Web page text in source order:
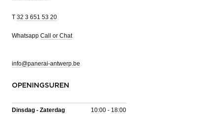
T 32 3 651 53 20
Whatsapp Call or Chat
info@panerai-antwerp.be
OPENINGSUREN
Dinsdag - Zaterdag 10:00 - 18:00